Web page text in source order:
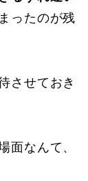
ったのが残
させておき
面なんて、